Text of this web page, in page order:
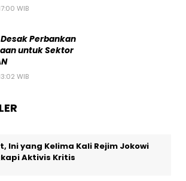
WIB
Perbankan
untuk Sektor
WIB
Ini yang Kelima Kali Rejim Jokowi
Aktivis Kritis